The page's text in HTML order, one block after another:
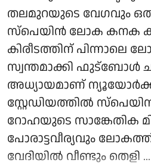
തലമുറയുടെ വേഗവും
സ്പെയിൻ ലോക കനക
കിരീടത്തിന് പിന്നാലെ
സ്വന്തമാക്കി ഫുട്ബോൾ
അധ്യായമാണ്
സ്റ്റേഡിയത്തിൽ
റോഹയുടെ സാങ്കേതിക
പോരാട്ടവീര്യവും
വേദിയിൽ വീണ്ടും തെളി ...